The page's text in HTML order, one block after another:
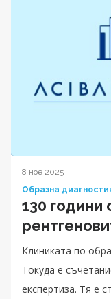
8 ное 2025
Образна
130 години
Клиниката по
Токуда е
експертиза. Тя е